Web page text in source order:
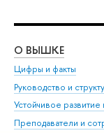
О ВЫШКЕ
Цифры и факты
Руководство и
Устойчивое
Преподаватели и